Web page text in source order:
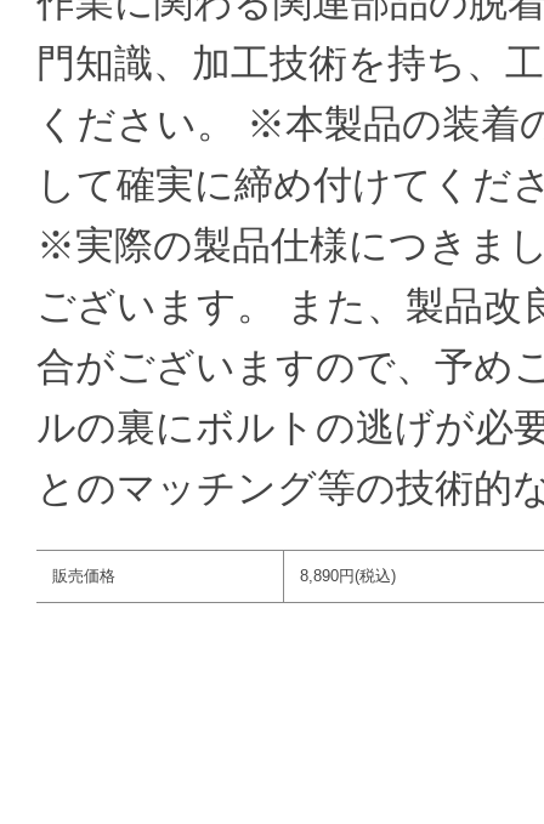
門知識、加工技術を持ち、
ください。 ※本製品の装着
して確実に締め付けてくだ
※実際の製品仕様につきま
ございます。 また、製品改
合がございますので、予め
ルの裏にボルトの逃げが必
とのマッチング等の技術的
販売価格 8,890円(税込)